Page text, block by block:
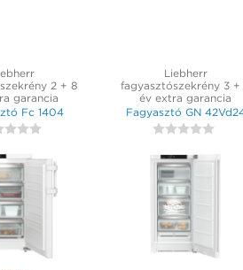
2 + 8
garancia
Fc 1404
Liebherr
fagyasztószekrény 3 +
év extra garancia
Fagyasztó GN